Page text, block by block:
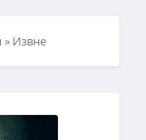
» Извне